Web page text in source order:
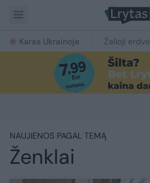
Karas Ukrainoje Žalioji erdvė
NAUJIENOS PAGAL TEMĄ
Ženklai